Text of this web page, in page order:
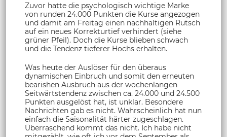
Zuvor hatte die psychologisch wichtige Marke
von runden 24.000 Punkten die Kurse angezogen
und damit am Freitag einen nachhaltigen Rutsch
auf ein neues Korrekturtief verhindert (siehe
grüner Pfeil). Doch die Kurse blieben schwach
und die Tendenz tieferer Hochs erhalten.
Was heute der Auslöser für den überaus
dynamischen Einbruch und somit den erneuten
bearishen Ausbruch aus der wochenlangen
Seitwärtstendenz zwischen ca. 24.000 und 24.500
Punkten ausgelöst hat, ist unklar. Besondere
Nachrichten gab es nicht. Wahrscheinlich hat nun
einfach die Saisonalität härter zugeschlagen.
Überraschend kommt das nicht. Ich habe nicht